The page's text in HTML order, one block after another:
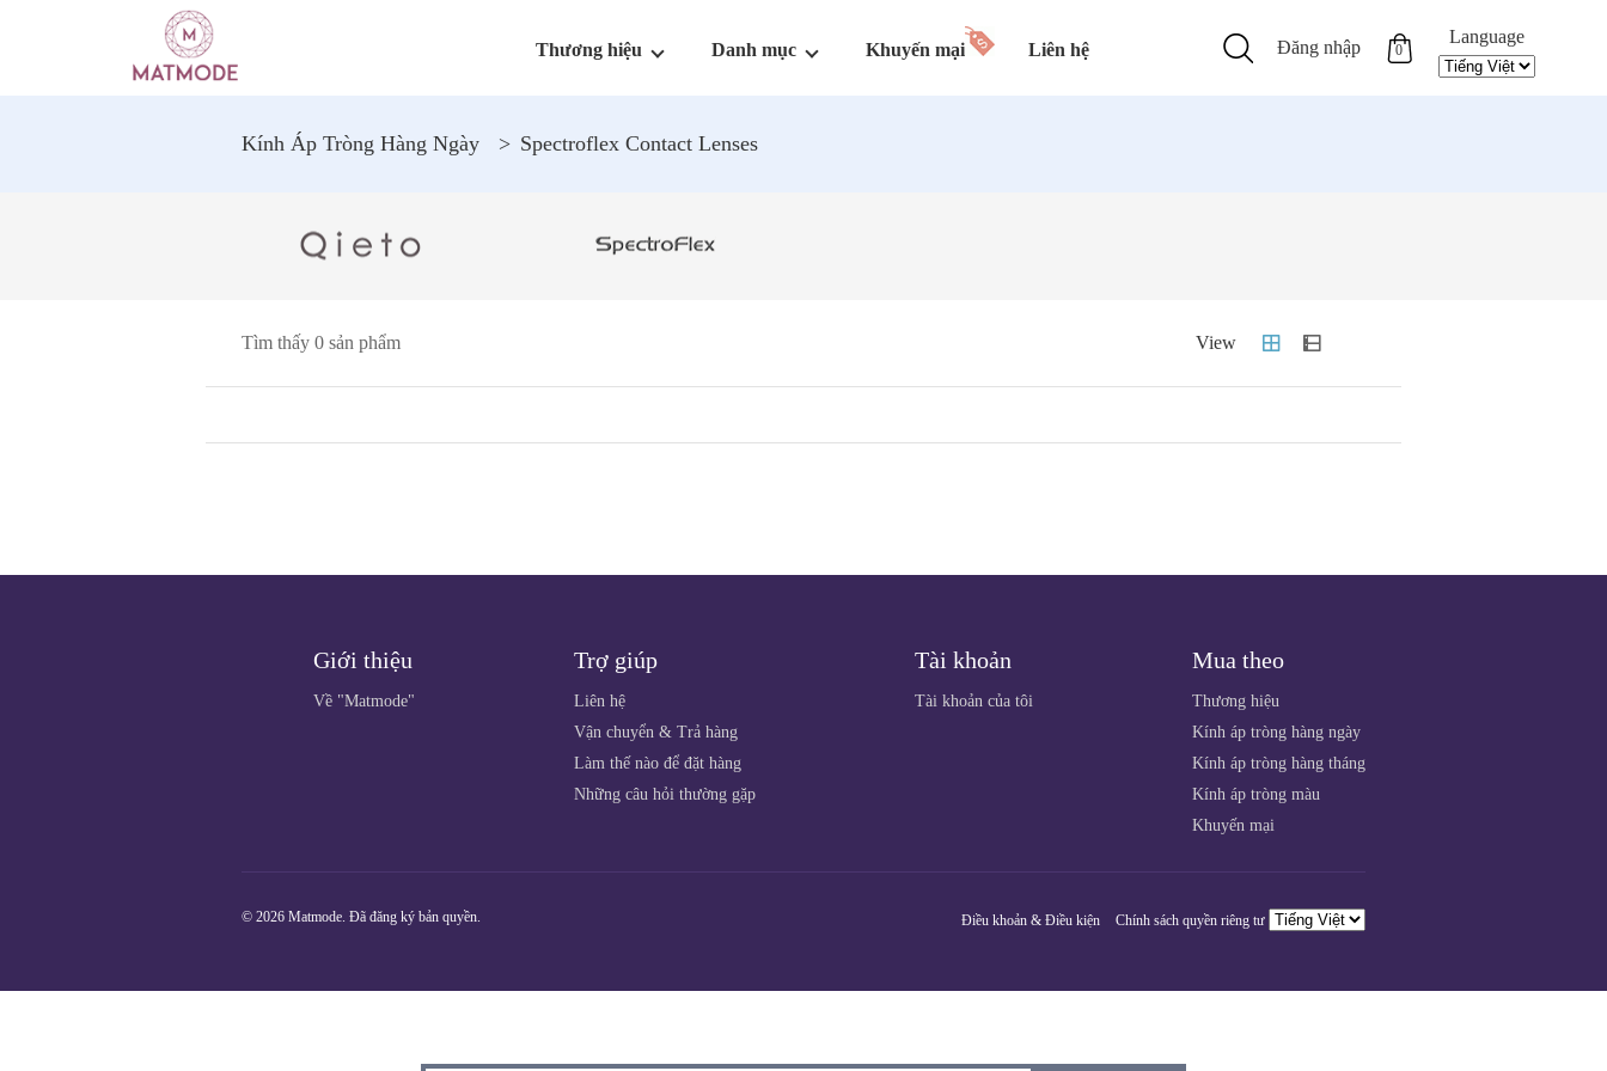
Đăng nhập 0
Language
Thương hiệu Danh mục Khuyến mại Liên hệ
Kính Áp Tròng Hàng Ngày > Spectroflex Contact Lenses
Tìm thấy 0 sản phẩm
Giới thiệu
Về "Matmode"
Trợ giúp
Liên hệ
Vận chuyển & Trả hàng
Làm thế nào để đặt hàng
Những câu hỏi thường gặp
Tài khoản
Tài khoản của tôi
Mua theo
Thương hiệu
Kính áp tròng hàng ngày
Kính áp tròng hàng tháng
Kính áp tròng màu
Khuyến mại
© 2026 Matmode. Đã đăng ký bản quyền. Điều khoản & Điều kiện Chính sách quyền riêng tư